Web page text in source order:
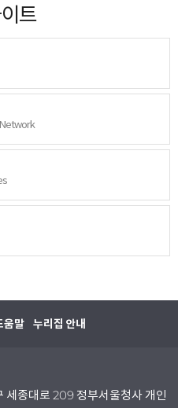
트
움말 누리집 안내
세종대로 209 정부서울청사 개인